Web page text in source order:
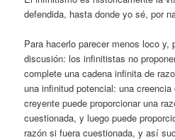
defendida, hasta donde yo sé, por
Para hacerlo parecer menos loco y,
discusión: los infinitistas no
complete una cadena infinita de
una infinitud potencial: una
creyente puede proporcionar una
cuestionada, y luego puede
razón si fuera cuestionada, y así